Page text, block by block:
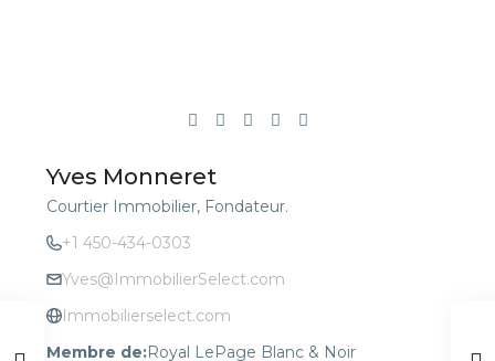
Yves Monneret
Courtier Immobilier, Fondateur.
+1 450-434-0303
Yves@ImmobilierSelect.com
Immobilierselect.com
Membre de:Royal LePage Blanc & Noir